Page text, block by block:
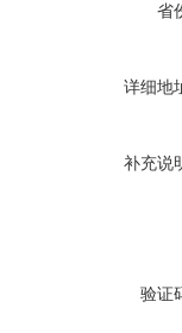
省
详细地
补充说
验证